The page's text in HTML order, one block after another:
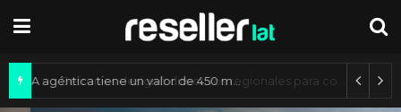
Mercado de IA agéntica tiene un valor de 450 mil millones de dólares